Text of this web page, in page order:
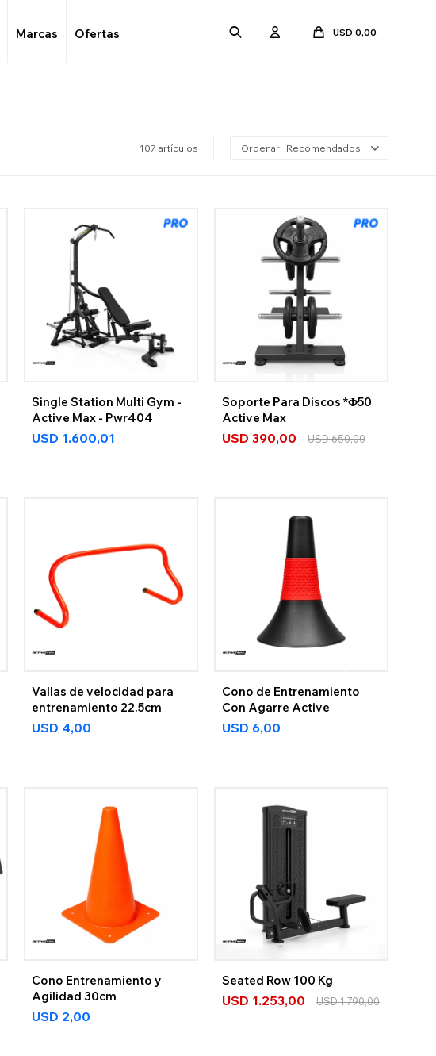
Marcas Ofertas USD 0,00
107 artículos Recomendados
Single Station Multi Gym -
Active Max - Pwr404
USD 1.600,01
Soporte Para Discos *Φ50
Active Max
USD 390,00 USD650,00
Vallas de velocidad para
entrenamiento 22.5cm
USD 4,00
Cono de Entrenamiento
Con Agarre Active
USD 6,00
Cono Entrenamiento y
Agilidad 30cm
USD 2,00
Seated Row 100 Kg
USD 1.253,00 USD1.790,00